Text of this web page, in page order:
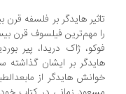
هایدگر بر فلسفه قرن بیستم
مهم‌ترین فیلسوف قرن بیستم
ژاک دریدا، پیر بوردیو و
بر ایشان گذاشته سخن
هایدگر از